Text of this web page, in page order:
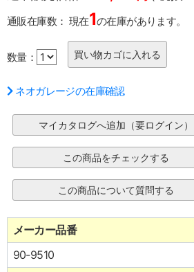
通販在庫数： 現在1の在庫があります。
数量：
ネオガレージの在庫確認
メーカー品番
90-9510